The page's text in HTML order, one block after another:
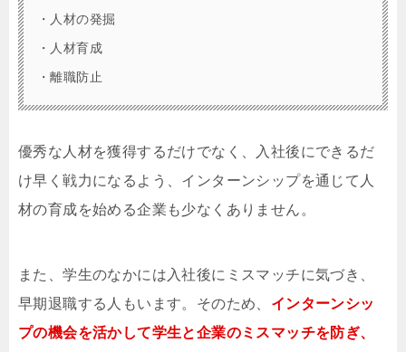
・人材の発掘
・人材育成
・離職防止
優秀な人材を獲得するだけでなく、入社後にできるだ
け早く戦力になるよう、インターンシップを通じて人
材の育成を始める企業も少なくありません。
また、学生のなかには入社後にミスマッチに気づき、
早期退職する人もいます。そのため、 インターンシッ
プの機会を活かして学生と企業のミスマッチを防ぎ、